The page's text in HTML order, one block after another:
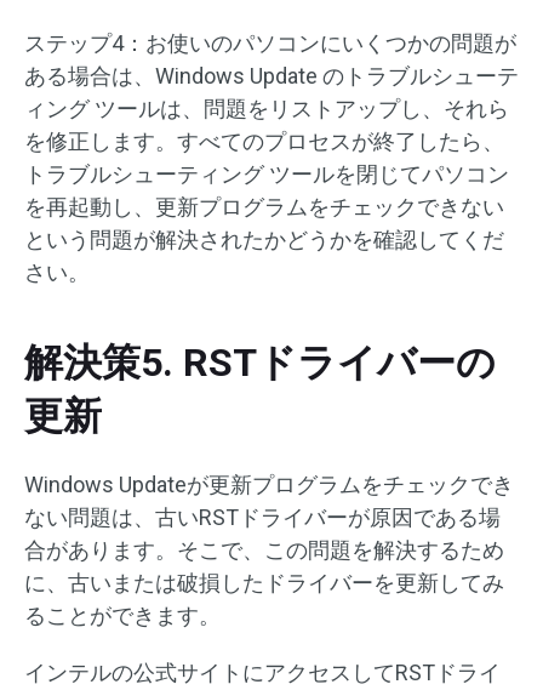
ステップ4：お使いのパソコンにいくつかの問題が
ある場合は、Windows Update のトラブルシューテ
ィング ツールは、問題をリストアップし、それら
を修正します。すべてのプロセスが終了したら、
トラブルシューティング ツールを閉じてパソコン
を再起動し、更新プログラムをチェックできない
という問題が解決されたかどうかを確認してくだ
さい。
解決策5. RSTドライバーの
更新
Windows Updateが更新プログラムをチェックでき
ない問題は、古いRSTドライバーが原因である場
合があります。そこで、この問題を解決するため
に、古いまたは破損したドライバーを更新してみ
ることができます。
インテルの公式サイトにアクセスしてRSTドライ